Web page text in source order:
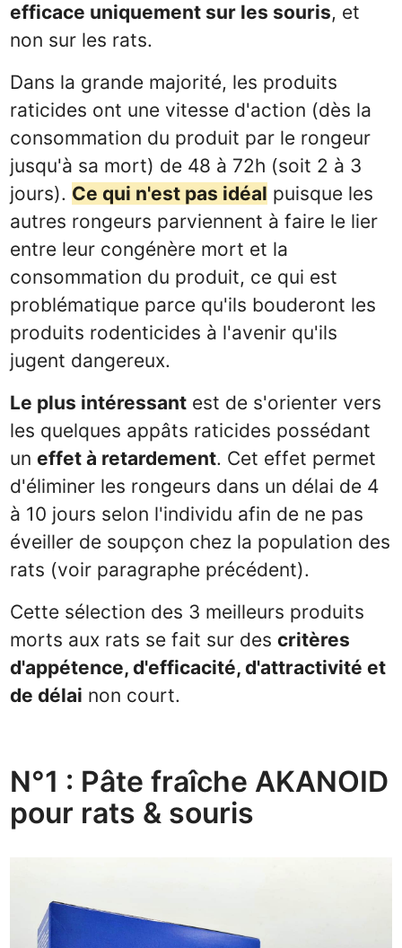
efficace uniquement sur les souris, et
non sur les rats.
Dans la grande majorité, les produits
raticides ont une vitesse d'action (dès la
consommation du produit par le rongeur
jusqu'à sa mort) de 48 à 72h (soit 2 à 3
jours). Ce qui n'est pas idéal puisque les
autres rongeurs parviennent à faire le lier
entre leur congénère mort et la
consommation du produit, ce qui est
problématique parce qu'ils bouderont les
produits rodenticides à l'avenir qu'ils
jugent dangereux.
Le plus intéressant est de s'orienter vers
les quelques appâts raticides possédant
uneffet à retardement. Cet effet permet
d'éliminer les rongeurs dans un délai de 4
à 10 jours selon l'individu afin de ne pas
éveiller de soupçon chez la population des
rats (voir paragraphe précédent).
Cette sélection des 3 meilleurs produits
morts aux rats se fait sur descritères
d'appétence, d'efficacité, d'attractivité et
de délai non court.
N°1 : Pâte fraîche AKANOID
pour rats & souris